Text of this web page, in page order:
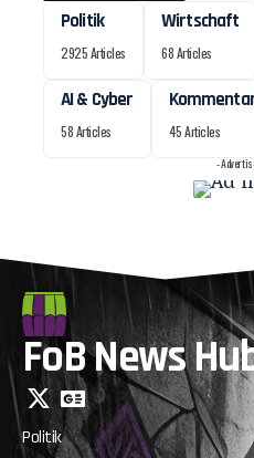
Politik
2925 Articles
Wirtschaft
68 Articles
AI & Cyber
58 Articles 45 Articles
-
FoB News
Politik